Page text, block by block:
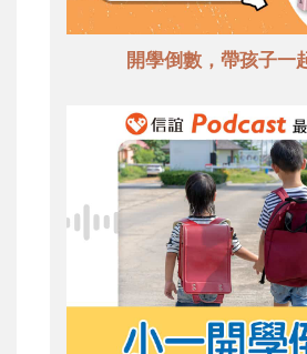
開學倒數，帶孩子一